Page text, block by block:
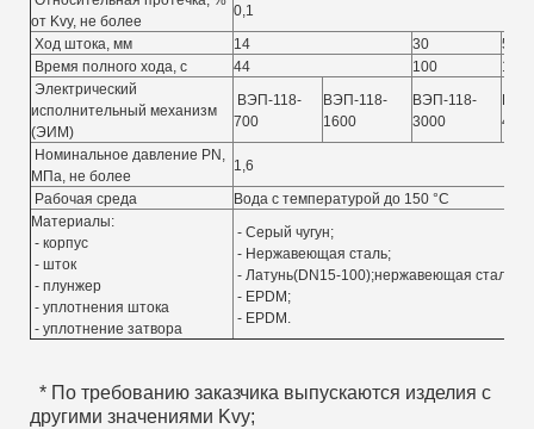
от Kvy, не более
0,1
Ход штока, мм
14 30
50
Время полного хода, с
44 100
100
Электрический
исполнительный механизм
(ЭИМ)
ВЭП-118-
700
ВЭП-118-
1600
ВЭП-118-
3000
4000
Номинальное давление PN,
МПа, не более
1,6
Рабочая среда
Вода с температурой до 150 °С
Материалы:
- корпус
- шток
- плунжер
- уплотнения штока
- уплотнение затвора
- Серый чугун;
- Нержавеющая сталь;
- Латунь(DN15-100);нержавеющая сталь
- EPDM;
- EPDM.
* По требованию заказчика выпускаются изделия с
другими значениями Kvy;